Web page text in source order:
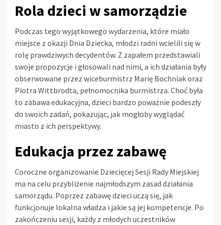
Rola dzieci w samorządzie
Podczas tego wyjątkowego wydarzenia, które miało
miejsce z okazji Dnia Dziecka, młodzi radni wcielili się w
rolę prawdziwych decydentów. Z zapałem przedstawiali
swoje propozycje i głosowali nad nimi, a ich działania były
obserwowane przez wiceburmistrz Marię Bochniak oraz
Piotra Wittbrodta, pełnomocnika burmistrza. Choć była
to zabawa edukacyjna, dzieci bardzo poważnie podeszły
do swoich zadań, pokazując, jak mogłoby wyglądać
miasto z ich perspektywy.
Edukacja przez zabawę
Coroczne organizowanie Dziecięcej Sesji Rady Miejskiej
ma na celu przybliżenie najmłodszym zasad działania
samorządu. Poprzez zabawę dzieci uczą się, jak
funkcjonuje lokalna władza i jakie są jej kompetencje. Po
zakończeniu sesji, każdy z młodych uczestników